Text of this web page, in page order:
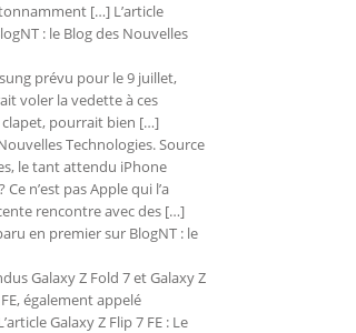
[…] L’article
: le Blog des Nouvelles
prévu pour le 9 juillet,
voler la vedette à ces
clapet, pourrait bien […]
Technologies. Source
le tant attendu iPhone
n’est pas Apple qui l’a
rencontre avec des […]
en premier sur BlogNT : le
Galaxy Z Fold 7 et Galaxy Z
également appelé
Galaxy Z Flip 7 FE : Le